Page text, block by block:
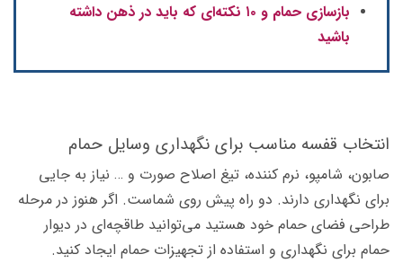
بازسازی حمام و ۱۰ نکته‌ای که باید در ذهن داشته
باشید
انتخاب قفسه مناسب برای نگهداری وسایل حمام
صابون، شامپو، نرم کننده، تیغ اصلاح صورت و … نیاز به جایی
برای نگهداری دارند. دو راه پیش روی شماست. اگر هنوز در مرحله
طراحی فضای حمام خود هستید می‌توانید طاقچه‌ای در دیوار
حمام برای نگهداری و استفاده از تجهیزات حمام ایجاد کنید.